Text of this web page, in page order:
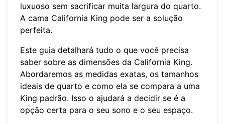
luxuoso sem sacrificar muita largura do quarto.
A cama California King pode ser a solução
perfeita.
Este guia detalhará tudo o que você precisa
saber sobre as dimensões da California King.
Abordaremos as medidas exatas, os tamanhos
ideais de quarto e como ela se compara a uma
King padrão. Isso o ajudará a decidir se é a
opção certa para o seu sono e o seu espaço.